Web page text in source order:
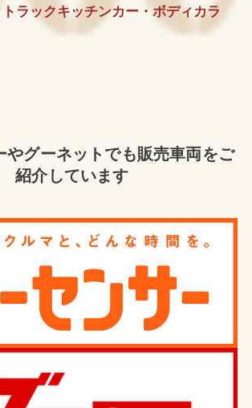
ラックキッチンカー・ボディカラ
やグーネットでも販売車両をご
紹介しています